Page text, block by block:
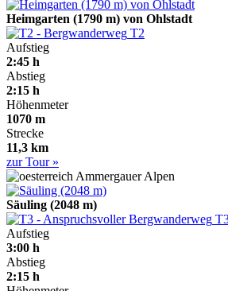
Heimgarten (1790 m) von Ohlstadt
T2
Aufstieg
2:45 h
Abstieg
2:15 h
Höhenmeter
1070 m
Strecke
11,3 km
zur Tour »
Ammergauer Alpen
Säuling (2048 m)
Aufstieg
3:00 h
Abstieg
2:15 h